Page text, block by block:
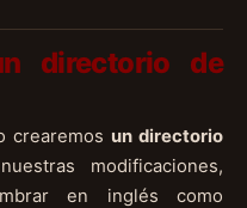
directorio de
crearemos un directorio
modificaciones,
en inglés como